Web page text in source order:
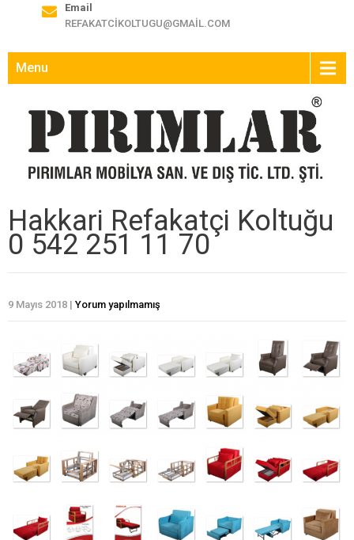
Email
REFAKATCIKOLTUGU@GMAIL.COM
Menu
Hakkari Refakatçi Koltuğu
0 542 251 11 70
9 Mayıs 2018 | Yorum yapılmamış